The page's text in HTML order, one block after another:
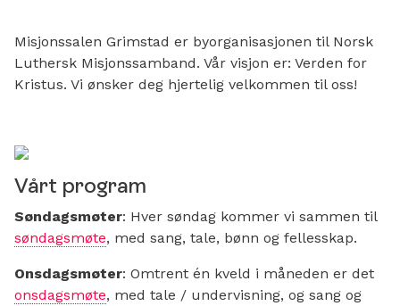
Gi
Misjonsradioen
Misjonssalen Grimstad er byorganisasjonen til Norsk
Luthersk Misjonssamband. Vår visjon er: Verden for
Kristus. Vi ønsker deg hjertelig velkommen til oss!
Vårt program
Søndagsmøter: Hver søndag kommer vi sammen til
søndagsmøte, med sang, tale, bønn og fellesskap.
Onsdagsmøter: Omtrent én kveld i måneden er det
onsdagsmøte, med tale / undervisning, og sang og